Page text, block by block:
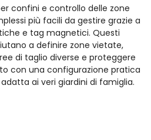
confini e controllo delle zone
più facili da gestire grazie a
e tag magnetici. Questi
a definire zone vietate,
di taglio diverse e proteggere
con una configurazione pratica
ai veri giardini di famiglia.